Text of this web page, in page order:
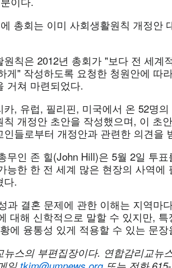
총회는 이미 사회생활원칙 개정안
원칙은 2012년 총회가 "보다 전 세계
게" 작성하도록 요청한 청원안에 따
거쳐 마련되었다.
카, 유럽, 필리핀, 미국에서 온 52명
칙 개정안 초안을 작성했으며, 이 초
인들로부터 개정안과 관련한 의견을
무인 존 힐(John Hill)은 5월 2일 투
능한 한 전 세계 많은 현장의 사역
다.
과 결혼 문제에 관한 이해는 지역마
대해 신학적으로 말할 수 있지만,
에 융통성 있게 적용할 수 있는 문
뉴스의 부편집장이다. 연합감리교뉴